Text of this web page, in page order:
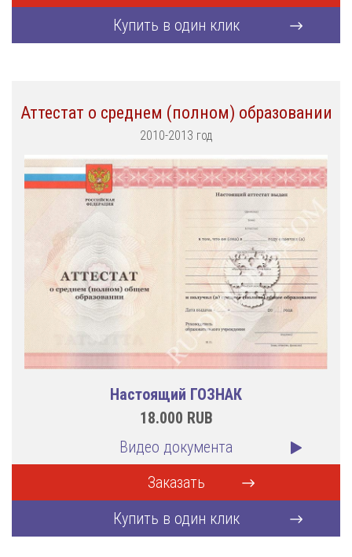
Купить в один клик
Аттестат о среднем (полном) образовании
2010-2013 год
Настоящий ГОЗНАК
18.000 RUB
Видео документа
Заказать
Купить в один клик